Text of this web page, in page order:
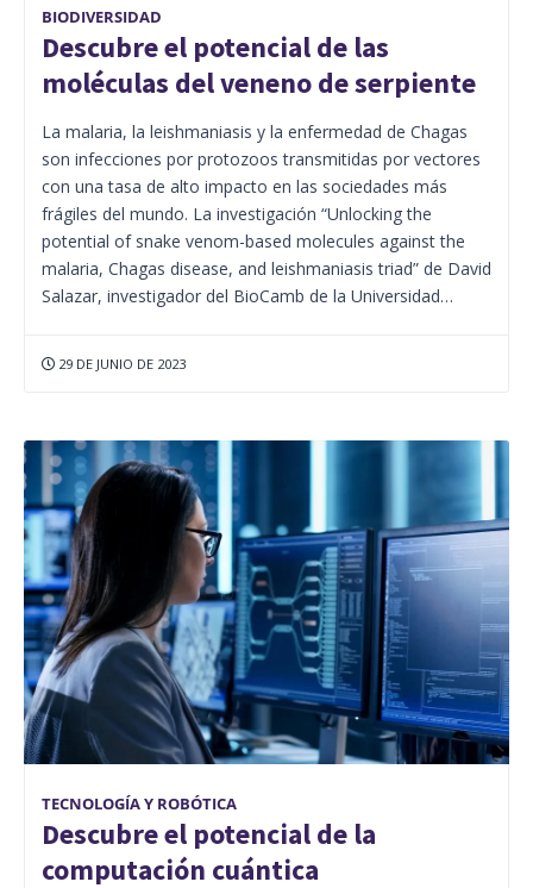
BIODIVERSIDAD
Descubre el potencial de las
moléculas del veneno de serpiente
La malaria, la leishmaniasis y la enfermedad de Chagas
son infecciones por protozoos transmitidas por vectores
con una tasa de alto impacto en las sociedades más
frágiles del mundo. La investigación “Unlocking the
potential of snake venom-based molecules against the
malaria, Chagas disease, and leishmaniasis triad” de David
Salazar, investigador del BioCamb de la Universidad…
29 DE JUNIO DE 2023
TECNOLOGÍA Y ROBÓTICA
Descubre el potencial de la
computación cuántica